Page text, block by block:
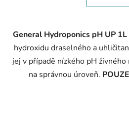
General Hydroponics pH UP 1L
hydroxidu draselného a
jej v případě nízkého pH
na správnou úroveň.